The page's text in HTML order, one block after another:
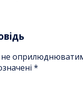
*